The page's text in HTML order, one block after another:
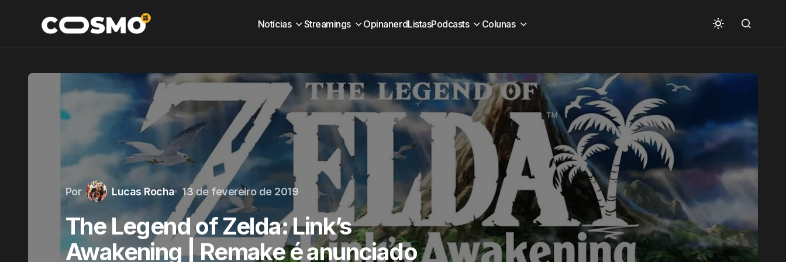
Notícias Streamings OpinanerdListasPodcasts Colunas
Por Lucas Rocha 13 de fevereiro de 2019
The Legend of Zelda: Link’s
Awakening | Remake é anunciado